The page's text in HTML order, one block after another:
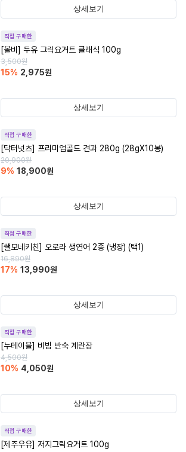
상세보기
직접 구매한
[볼비] 두유 그릭요거트 클래식 100g
3,500원
15% 2,975원
상세보기
직접 구매한
[닥터넛츠] 프리미엄골드 견과 280g (28gX10봉)
20,900원
9% 18,900원
상세보기
직접 구매한
[쌜모네키친] 오로라 생연어 2종 (냉장) (택1)
16,890원
17% 13,990원
상세보기
직접 구매한
[누테이블] 비빔 반숙 계란장
4,500원
10% 4,050원
상세보기
직접 구매한
[제주우유] 저지그릭요거트 100g